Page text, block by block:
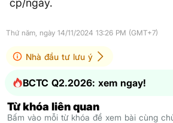
cp/ngày.
Thứ năm, ngày 14/11/2024 13:26 PM (GMT+7)
Nhà đầu tư lưu ý
BCTC Q2.2026: xem ngay!
Từ khóa liên quan
Bấm vào mỗi từ khóa để xem bài cùng